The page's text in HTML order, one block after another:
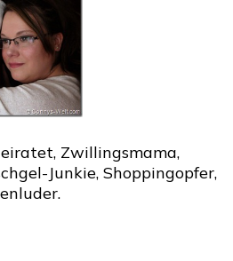
Zwillingsmama,
Junkie, Shoppingopfer,